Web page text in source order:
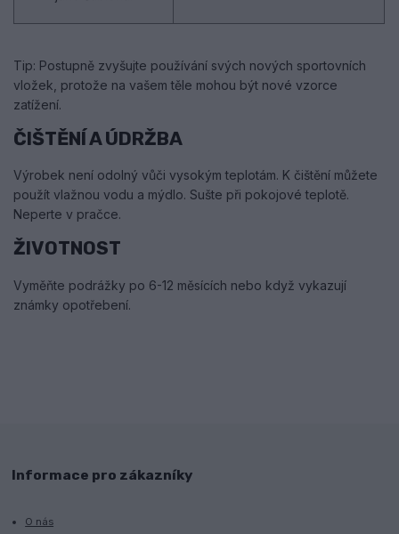
Tip: Postupně zvyšujte používání svých nových sportovních
vložek, protože na vašem těle mohou být nové vzorce
zatížení.
ČIŠTĚNÍ A ÚDRŽBA
Výrobek není odolný vůči vysokým teplotám. K čištění můžete
použít vlažnou vodu a mýdlo. Sušte při pokojové teplotě.
Neperte v pračce.
ŽIVOTNOST
Vyměňte podrážky po 6-12 měsících nebo když vykazují
známky opotřebení.
Informace pro zákazníky
O nás